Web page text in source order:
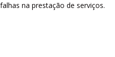
na prestação de serviços.